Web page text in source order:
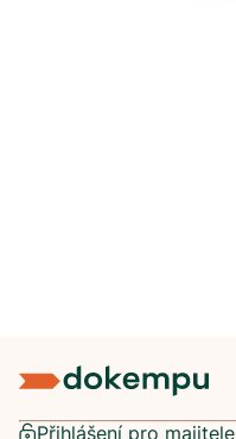
Přihlášení pro majitele